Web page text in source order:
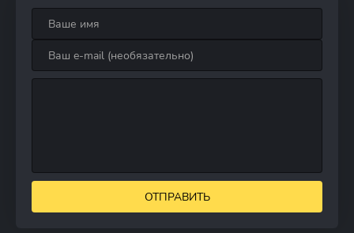
ОТПРАВИТЬ